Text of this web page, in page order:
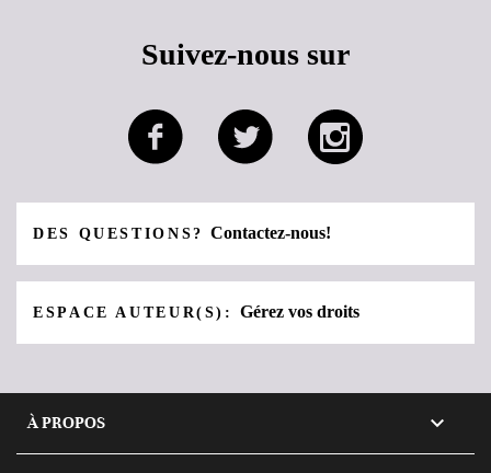
Suivez-nous sur
DES QUESTIONS?Contactez-nous!
ESPACE AUTEUR(S):Gérez vos droits
À PROPOS 